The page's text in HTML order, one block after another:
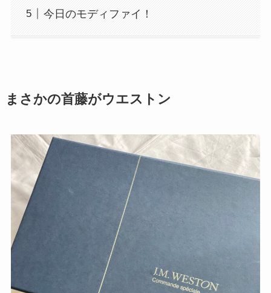
今日のモディファイ！
まさかの首藤がウエストン